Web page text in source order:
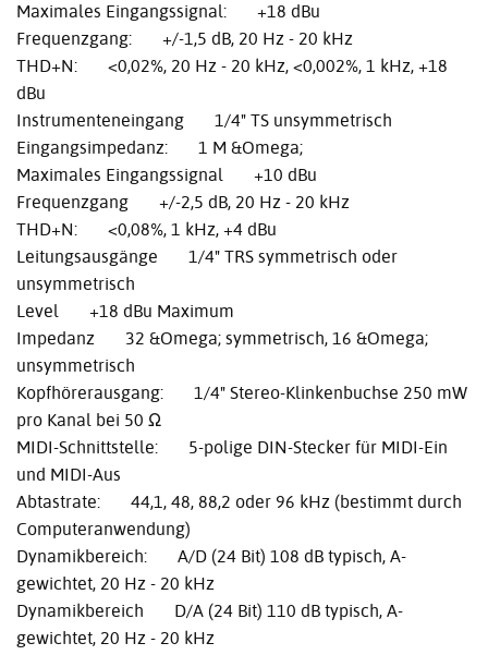
Maximales Eingangssignal: +18 dBu
Frequenzgang: +/-1,5 dB, 20 Hz - 20 kHz
THD+N: <0,02%, 20 Hz - 20 kHz, <0,002%, 1 kHz, +18
dBu
Instrumenteneingang 1/4" TS unsymmetrisch
Eingangsimpedanz: 1 M &Omega;
Maximales Eingangssignal +10 dBu
Frequenzgang +/-2,5 dB, 20 Hz - 20 kHz
THD+N: <0,08%, 1 kHz, +4 dBu
Leitungsausgänge 1/4" TRS symmetrisch oder
unsymmetrisch
Level +18 dBu Maximum
Impedanz 32 &Omega; symmetrisch, 16 &Omega;
unsymmetrisch
Kopfhörerausgang: 1/4" Stereo-Klinkenbuchse 250 mW
pro Kanal bei 50 Ω
MIDI-Schnittstelle: 5-polige DIN-Stecker für MIDI-Ein
und MIDI-Aus
Abtastrate: 44,1, 48, 88,2 oder 96 kHz (bestimmt durch
Computeranwendung)
Dynamikbereich: A/D (24 Bit) 108 dB typisch, A-
gewichtet, 20 Hz - 20 kHz
Dynamikbereich D/A (24 Bit) 110 dB typisch, A-
gewichtet, 20 Hz - 20 kHz